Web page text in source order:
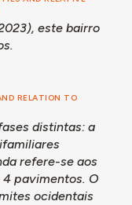
este bairro
RELATION TO
distintas: a
refere-se aos
4 pavimentos. O
ocidentais